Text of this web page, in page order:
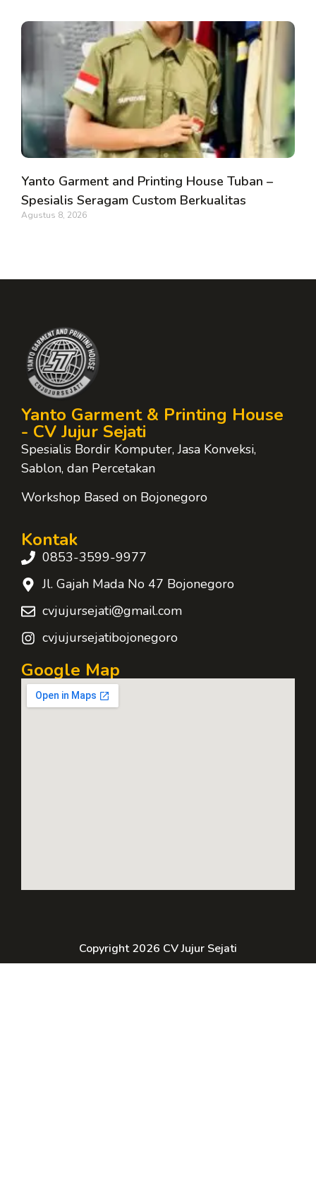
Yanto Garment and Printing House Tuban –
Spesialis Seragam Custom Berkualitas
Agustus 8, 2026
Yanto Garment & Printing House
- CV Jujur Sejati
Spesialis Bordir Komputer, Jasa Konveksi,
Sablon, dan Percetakan
Workshop Based on Bojonegoro
Kontak
0853-3599-9977
Jl. Gajah Mada No 47 Bojonegoro
cvjujursejati@gmail.com
cvjujursejatibojonegoro
Google Map
Copyright 2026 CV Jujur Sejati